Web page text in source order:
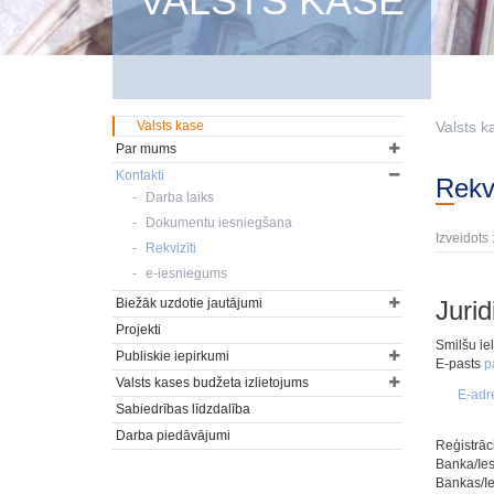
Valsts
Smilšu
E-pasts
E-
Banka/
Bankas/
Valsts kase
Par mums
Kontakti
Darba laiks
Dokumentu iesniegšana
Rekvizīti
e-iesniegums
Biežāk uzdotie jautājumi
Projekti
Publiskie iepirkumi
Valsts kases budžeta izlietojums
Sabiedrības līdzdalība
Darba piedāvājumi